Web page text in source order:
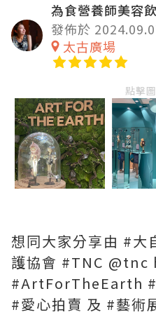
為食營養師美容
發佈於
太古廣場
點擊
想同大家分享由 #大
護協會 #TNC @tnc
#ArtForTheEarth #
#愛心拍賣 及 #藝術